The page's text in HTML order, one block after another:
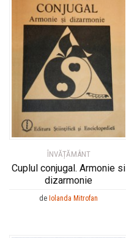
ÎNVĂȚĂMÂNT
Cuplul conjugal. Armonie si
dizarmonie
de Iolanda Mitrofan